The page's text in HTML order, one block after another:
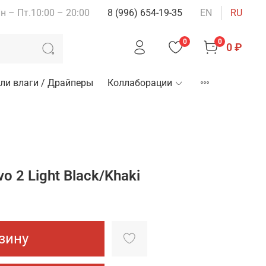
– Пт.10:00 – 20:00 8 (996) 654-19-35 EN RU
0 0 0 ₽
влаги / Драйперы Коллаборации
2 Light Black/Khaki